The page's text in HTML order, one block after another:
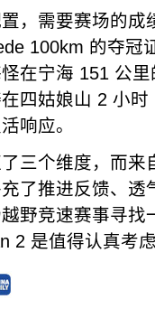
，需要赛场的
100km 的夺冠
在宁海 151 公
四姑娘山 2 小
响应。
三个维度，而
了推进反馈、
野竞速赛事寻
2 是值得认真考虑